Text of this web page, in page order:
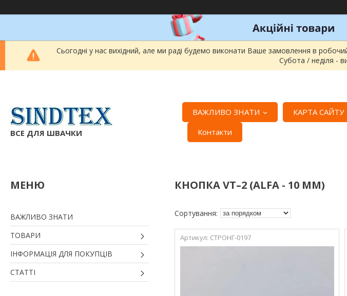
Сьогодні у нас вихідний, але ми раді будемо виконати Ваше замовлення в
Субота / неділя -
ВСЕ ДЛЯ ШВАЧКИ
ВАЖЛИВО ЗНАТИ КАРТА САЙТУ
Контакти
ВАЖЛИВО ЗНАТИ
ТОВАРИ
ІНФОРМАЦІЯ ДЛЯ ПОКУПЦІВ
СТАТТІ
КНОПКА VT–2 (ALFA - 10 ММ)
СТРОНГ-0197